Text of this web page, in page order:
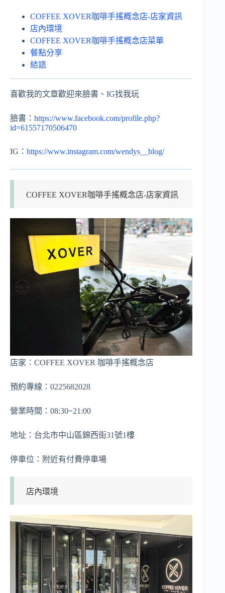
COFFEE XOVER咖啡手搖概念店-店家資訊
店內環境
COFFEE XOVER咖啡手搖概念店菜單
餐點分享
結語
喜歡我的文章歡迎來臉書、IG找我玩
臉書： https://www.facebook.com/profile.php?
id=61557170506470
IG： https://www.instagram.com/wendys__blog/
COFFEE XOVER咖啡手搖概念店-店家資訊
店家：COFFEE XOVER 咖啡手搖概念店
預約專線：0225682028
營業時間：08:30~21:00
地址：台北市中山區錦西街31號1樓
停車位：附近有付費停車場
店內環境